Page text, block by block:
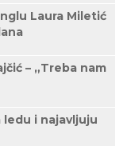
Laura Miletić
– „Treba nam
ledu i najavljuju